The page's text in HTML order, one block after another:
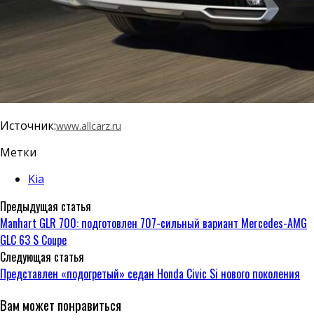
Источник:www.allcarz.ru
Метки
Kia
Предыдущая статья
Manhart GLR 700: подготовлен 707-сильный вариант Mercedes-AMG
GLC 63 S Coupe
Следующая статья
Представлен «подогретый» седан Honda Civic Si нового поколения
Вам может понравиться